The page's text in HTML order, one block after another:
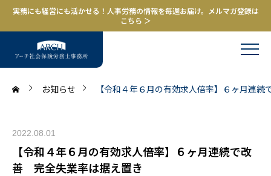
実務にも経営にも活かせる！人事労務の情報を毎週お届け。メルマガ登録は
こちら ＞
お知らせ 【令和４年６月の有効求人倍率】６ヶ月連
2022.08.01
【令和４年６月の有効求人倍率】６ヶ月連続で改
善 完全失業率は据え置き